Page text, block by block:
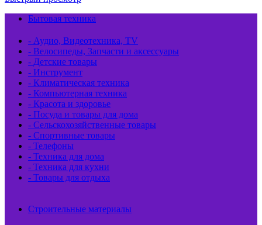
Бытовая техника
- Аудио, Видеотехника, TV
- Велосипеды, Запчасти и аксессуары
- Детские товары
- Инструмент
- Климатическая техника
- Компьютерная техника
- Красота и здоровье
- Посуда и товары для дома
- Сельскохозяйственные товары
- Спортивные товары
- Телефоны
- Техника для дома
- Техника для кухни
- Товары для отдыха
Строительные материалы